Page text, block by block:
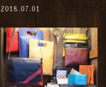
2018.07.01